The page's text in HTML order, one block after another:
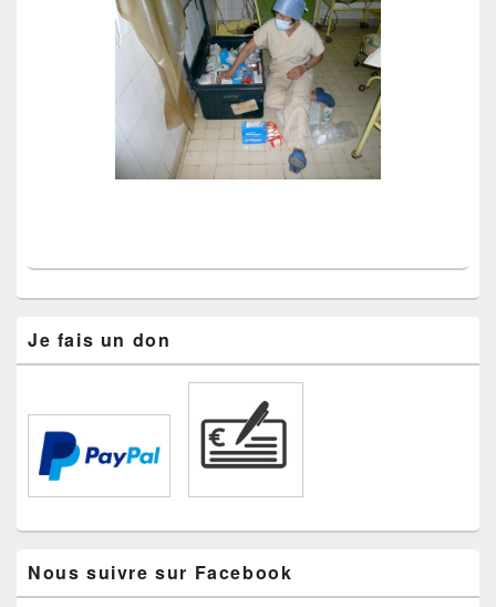
Je fais un don
Nous suivre sur Facebook